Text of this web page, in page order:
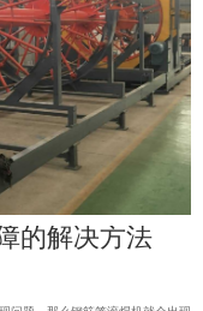
的解决方法